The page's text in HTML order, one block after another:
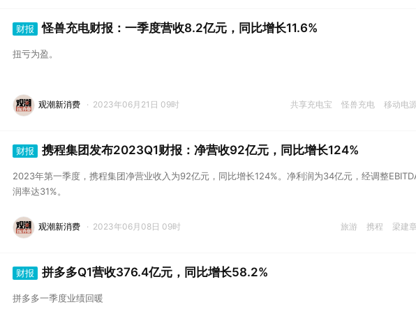
财报 怪兽充电财报：一季度营收8.2亿元，同比增长11.6%
扭亏为盈。
共享充电宝 怪兽充电 移动电
观潮新消费 · 2023年06月21日 09时
财报 携程集团发布2023Q1财报：净营收92亿元，同比增长124%
2023年第一季度，携程集团净营业收入为92亿元，同比增长124%。净利润为34亿元，经调整
润率达31%。
旅游 携程 梁建章
观潮新消费 · 2023年06月08日 09时
财报 拼多多Q1营收376.4亿元，同比增长58.2%
拼多多一季度业绩回暖